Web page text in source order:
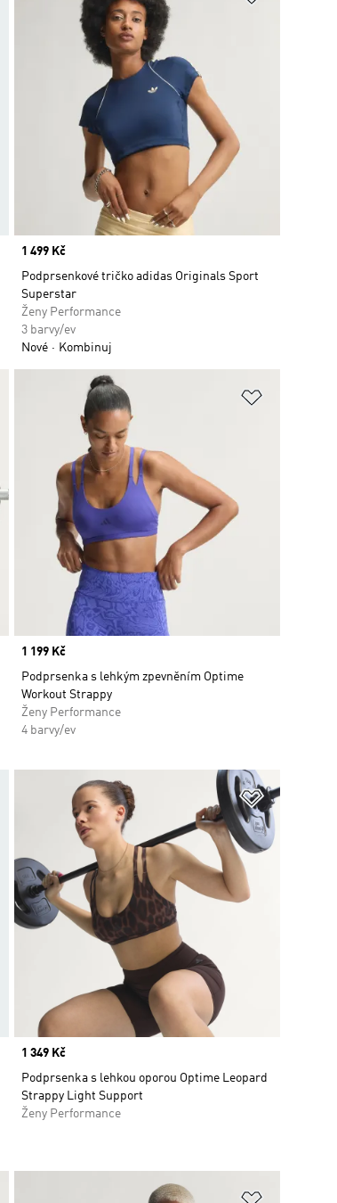
Price
1 499 Kč
Podprsenkové tričko adidas Originals Sport
Superstar
Ženy Performance
3 barvy/ev
Nové
Kombinuj
Přidat do seznamu přání
Price
1 199 Kč
Podprsenka s lehkým zpevněním Optime
Workout Strappy
Ženy Performance
4 barvy/ev
Přidat do seznamu přání Přidat do
Price
1 349 Kč
Podprsenka s lehkou oporou Optime Leopard
Strappy Light Support
Ženy Performance